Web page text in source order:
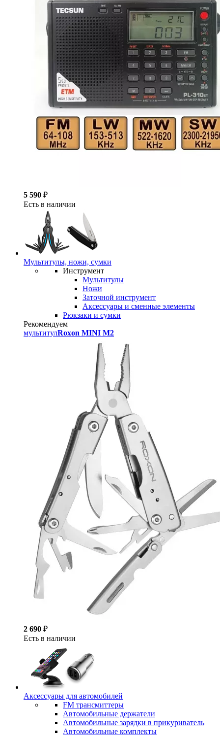
5 590 ₽
Есть в наличии
Мультитулы, ножи, сумки
Инструмент
Мультитулы
Ножи
Заточной инструмент
Аксессуары и сменные элементы
Рюкзаки и сумки
Рекомендуем
мультитулRoxon MINI M2
2 690 ₽
Есть в наличии
Аксессуары для автомобилей
FM трансмиттеры
Автомобильные держатели
Автомобильные зарядки в прикуриватель
Автомобильные комплекты